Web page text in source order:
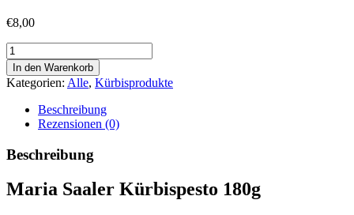
€8,00
Kürbispesto
im
180
g
Glas
Menge
In den Warenkorb
Kategorien: Alle, Kürbisprodukte
Beschreibung
Rezensionen (0)
Beschreibung
Maria Saaler Kürbispesto 180g